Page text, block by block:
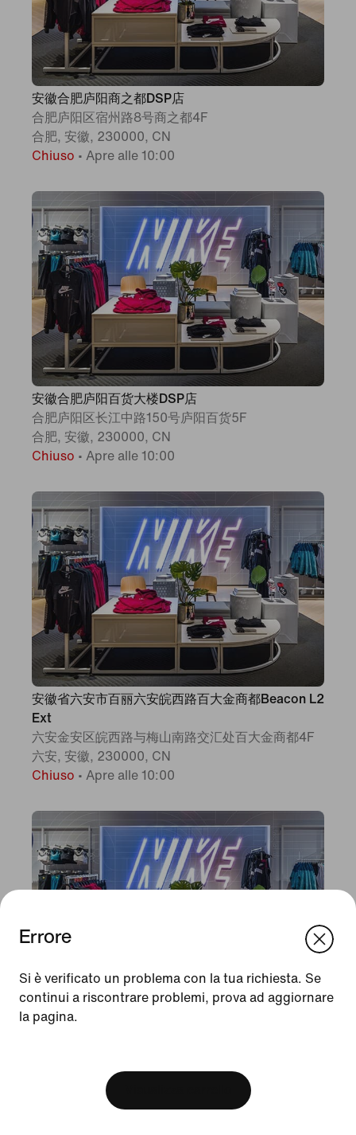
Update your location?
Svizzera
Errore
Si è verificato un problema con la tua richiesta. Se
continui a riscontrare problemi, prova ad aggiornare
la pagina.
安徽合肥庐阳商之都DSP店
合肥庐阳区宿州路8号商之都4F
合肥, 安徽, 230000, CN
Chiuso • Apre alle 10:00
安徽合肥庐阳百货大楼DSP店
合肥庐阳区长江中路150号庐阳百货5F
合肥, 安徽, 230000, CN
Chiuso • Apre alle 10:00
安徽省六安市百丽六安皖西路百大金商都Beacon L2
Ext
六安金安区皖西路与梅山南路交汇处百大金商都4F
六安, 安徽, 230000, CN
Chiuso • Apre alle 10:00
安徽省合肥市包河苏宁易购NKBEACON550
Apre alle 09:30